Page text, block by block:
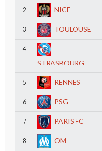
2 NICE
3 TOULOUSE
4
STRASBOURG
5 RENNES
6 PSG
7 PARIS FC
8 OM